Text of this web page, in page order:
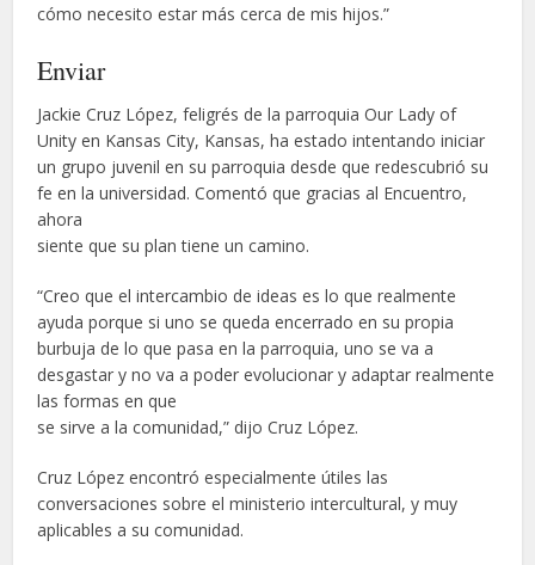
cómo necesito estar más cerca de mis hijos.”
Enviar
Jackie Cruz López, feligrés de la parroquia Our Lady of
Unity en Kansas City, Kansas, ha estado intentando iniciar
un grupo juvenil en su parroquia desde que redescubrió su
fe en la universidad. Comentó que gracias al Encuentro,
ahora
siente que su plan tiene un camino.
“Creo que el intercambio de ideas es lo que realmente
ayuda porque si uno se queda encerrado en su propia
burbuja de lo que pasa en la parroquia, uno se va a
desgastar y no va a poder evolucionar y adaptar realmente
las formas en que
se sirve a la comunidad,” dijo Cruz López.
Cruz López encontró especialmente útiles las
conversaciones sobre el ministerio intercultural, y muy
aplicables a su comunidad.